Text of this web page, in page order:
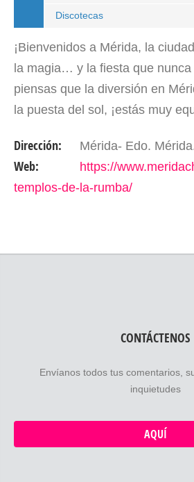
Discotecas
¡Bienvenidos a Mérida, la
la magia… y la fiesta que nunca
piensas que la diversión en
la puesta del sol, ¡estás muy
inolvidable que te hará…
Dirección: Mérida- Edo.
Web:
https://
templos-de-la-rumba/
CONTÁCTENOS
Envíanos todos tus comentarios,
inquietudes
AQUÍ